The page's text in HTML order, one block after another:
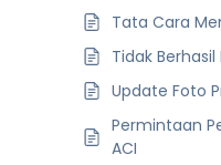
Tata Cara
Tidak
Update Foto
Permintaan
ACI